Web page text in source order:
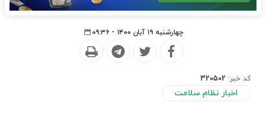
چهارشنبه ۱۹ آبان ۱۴۰۰ - ۰۹:۳۶
کد خبر: 320502
اخبار نظام سلامت